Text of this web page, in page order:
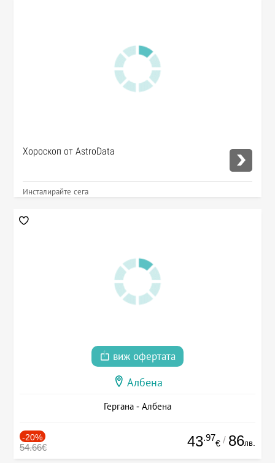
Хороскоп от AstroData
Инсталирайте сега
виж офертата
Албена
Гергана - Албена
-20%
54.66€ 43.97
€ / 86лв.